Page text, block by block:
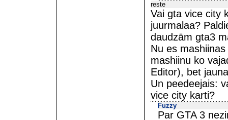
reste
Vai gta vice city
juurmalaa?
daudzām gta3
Nu es
mashiinu ko
Editor), bet
Un peedeejais:
vice city karti?
Fuzzy
Par GTA 3